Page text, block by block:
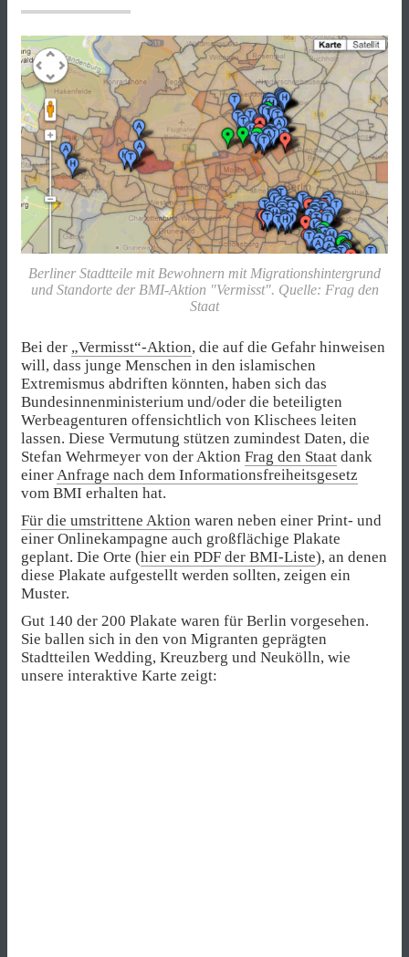
Berliner Stadtteile mit Bewohnern mit Migrationshintergrund
und Standorte der BMI-Aktion "Vermisst". Quelle: Frag den
Staat
Bei der „Vermisst“-Aktion, die auf die Gefahr hinweisen
will, dass junge Menschen in den islamischen
Extremismus abdriften könnten, haben sich das
Bundesinnenministerium und/oder die beteiligten
Werbeagenturen offensichtlich von Klischees leiten
lassen. Diese Vermutung stützen zumindest Daten, die
Stefan Wehrmeyer von der Aktion Frag den Staat dank
einer Anfrage nach dem Informationsfreiheitsgesetz
vom BMI erhalten hat.
Für die umstrittene Aktion waren neben einer Print- und
einer Onlinekampagne auch großflächige Plakate
geplant. Die Orte (hier ein PDF der BMI-Liste), an denen
diese Plakate aufgestellt werden sollten, zeigen ein
Muster.
Gut 140 der 200 Plakate waren für Berlin vorgesehen.
Sie ballen sich in den von Migranten geprägten
Stadtteilen Wedding, Kreuzberg und Neukölln, wie
unsere interaktive Karte zeigt: